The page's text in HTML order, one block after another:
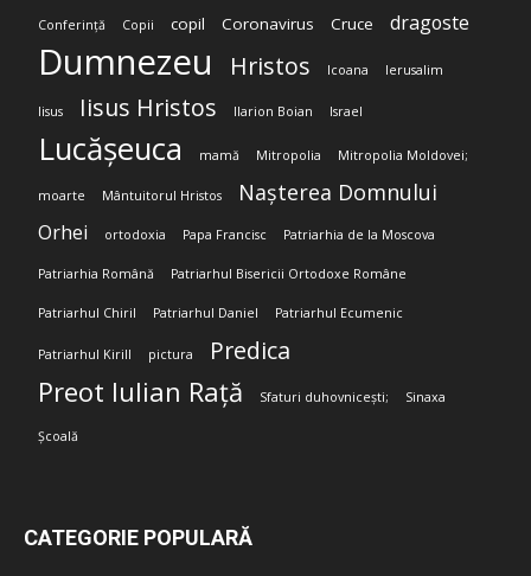
Conferință Copii copil Coronavirus Cruce dragoste
Dumnezeu Hristos Icoana Ierusalim
Iisus Iisus Hristos Ilarion Boian Israel
Lucășeuca mamă Mitropolia Mitropolia Moldovei;
moarte Mântuitorul Hristos Nașterea Domnului
Orhei ortodoxia Papa Francisc Patriarhia de la Moscova
Patriarhia Română Patriarhul Bisericii Ortodoxe Române
Patriarhul Chiril Patriarhul Daniel Patriarhul Ecumenic
Patriarhul Kirill pictura Predica
Preot Iulian Rață Sfaturi duhovnicești; Sinaxa
Școală
CATEGORIE POPULARĂ